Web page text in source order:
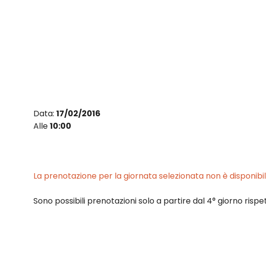
Data:17/02/2016
Alle10:00
La prenotazione per la giornata selezionata non è
Sono possibili prenotazioni solo a partire dal 4° giorno